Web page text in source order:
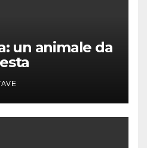
un animale da